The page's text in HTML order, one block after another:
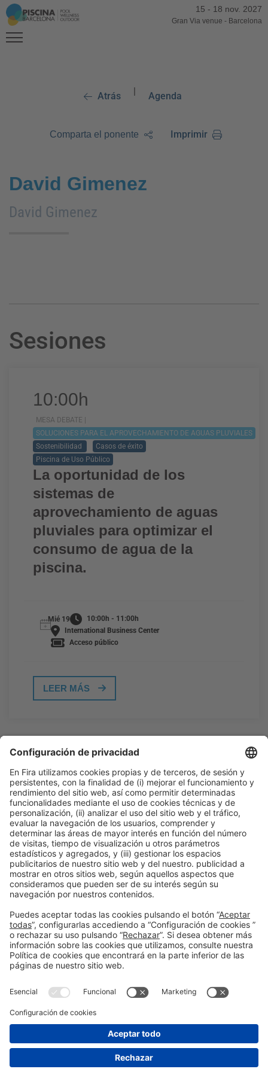
15 - 18 nov. 2027
Gran Via venue - Barcelona
Atrás | Agenda
Comparta el ponente Imprimir
David Gimenez
David Gimenez
Sesiones
10:00h
MESA DEBATE |
SOLUCIONES PARA EL APROVECHAMIENTO DE AGUAS PLUVIALES
Sostenibilidad
Casos de éxito
Piscina de Uso Público
La oportunidad de los
sistemas de
aprovechamiento de aguas
pluviales para optimizar el
consumo de agua de la
piscina.
Mié 19
10:00h - 11:00h
International Business Center
Acceso público
LEER MÁS
Información general
Aviso legal
Política de privacidad
Política de cookies
#PISCINABARCELONA
en las redes sociales
© 2024 Fira de Barcelona
Instagram?